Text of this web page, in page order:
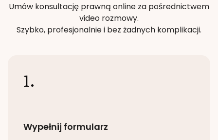
Umów konsultację prawną online za pośrednictwem
video rozmowy.
Szybko, profesjonalnie i bez żadnych komplikacji.
1.
Wypełnij formularz